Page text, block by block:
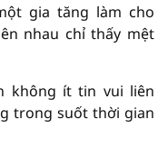
gia tăng làm cho
nhau chỉ thấy mệt
không ít tin vui liên
trong suốt thời gian